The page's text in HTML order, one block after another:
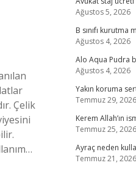
Çelik
Ağustos 5, 2026
B sınıfı kurutma
Ağustos 4, 2026
Alo Aqua Pudra
Ağustos 4, 2026
Yakın koruma
Temmuz 29, 2026
Kerem Allah’ın
Temmuz 25, 2026
Ayraç neden
Temmuz 21, 2026